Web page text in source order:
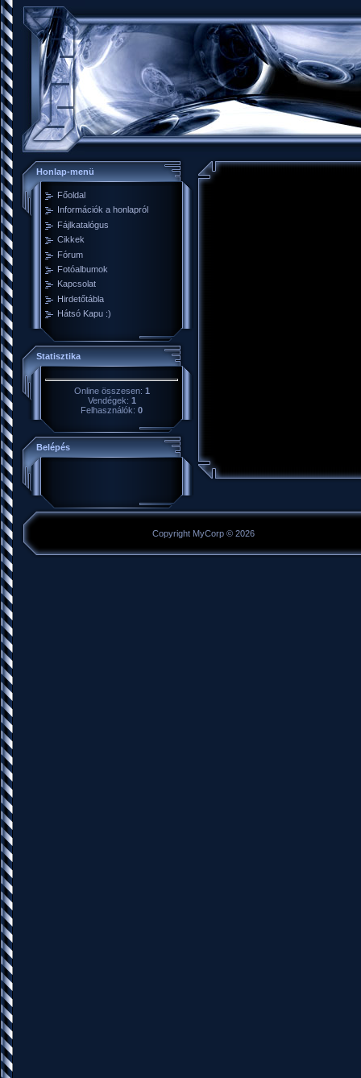
Honlap-menü
Főoldal
Információk a honlapról
Fájlkatalógus
Cikkek
Fórum
Fotóalbumok
Kapcsolat
Hirdetőtábla
Hátsó Kapu :)
Statisztika
Online összesen: 1
Vendégek: 1
Felhasználók: 0
Belépés
Copyright MyCorp © 2026